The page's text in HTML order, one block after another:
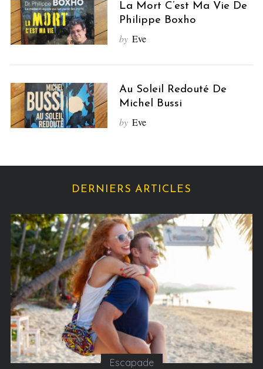
La Mort C’est Ma Vie De
Philippe Boxho
by Eve
Au Soleil Redouté De
Michel Bussi
by Eve
DERNIERS ARTICLES
Escapade